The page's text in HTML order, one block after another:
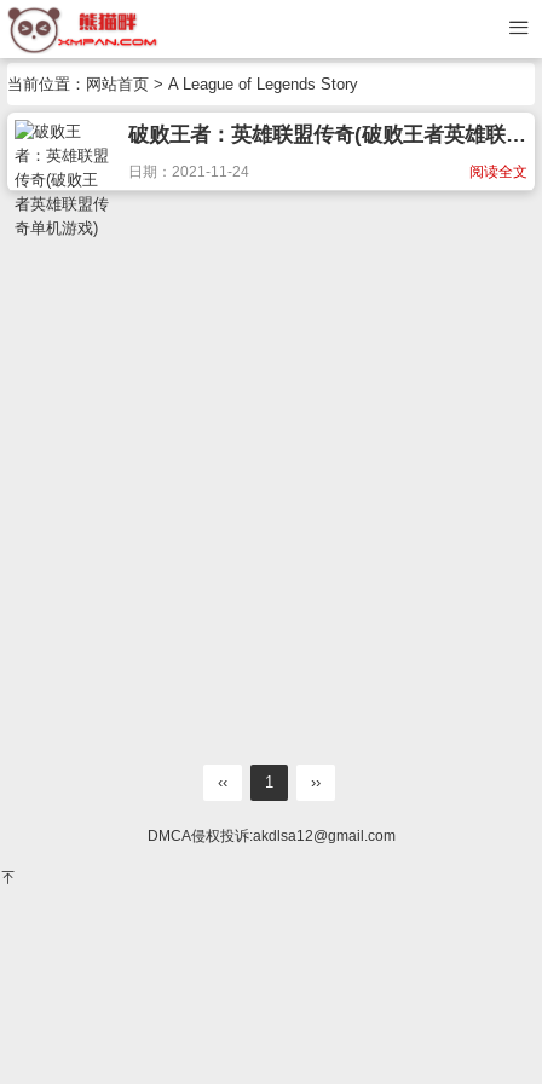
当前位置： 网站首页 > A League of Legends Story
破败王者：英雄联盟传奇(破败王者英雄联盟传奇单机游戏)
阅读全文
日期：2021-11-24
‹‹ 1 ››
DMCA侵权投诉:akdlsa12@gmail.com